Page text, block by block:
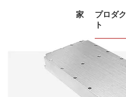
家
プロダク
ト